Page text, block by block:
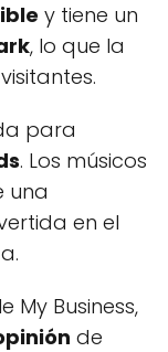
y tiene un
, lo que la
para
. Los músicos
una
en el
My Business,
de